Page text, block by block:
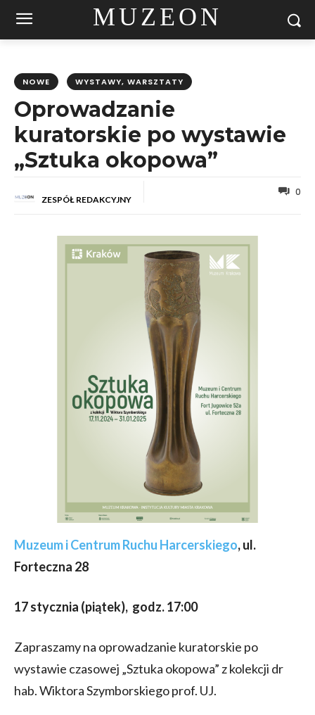
MUZEON
NOWE WYSTAWY, WARSZTATY
Oprowadzanie
kuratorskie po wystawie
„Sztuka okopowa”
ZESPÓŁ REDAKCYJNY
0
Muzeum i Centrum Ruchu Harcerskiego, ul.
Forteczna 28
17 stycznia (piątek), godz. 17:00
Zapraszamy na oprowadzanie kuratorskie po
wystawie czasowej „Sztuka okopowa” z kolekcji dr
hab. Wiktora Szymborskiego prof. UJ.